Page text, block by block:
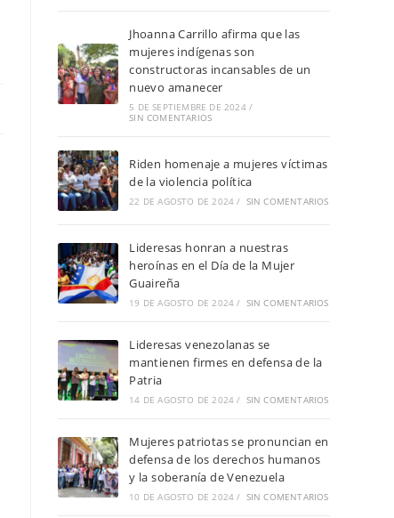
Jhoanna Carrillo afirma que las
mujeres indígenas son
constructoras incansables de un
nuevo amanecer
5 DE SEPTIEMBRE DE 2024 /
SIN COMENTARIOS
Riden homenaje a mujeres víctimas
de la violencia política
22 DE AGOSTO DE 2024 / SIN COMENTARIOS
Lideresas honran a nuestras
heroínas en el Día de la Mujer
Guaireña
19 DE AGOSTO DE 2024 / SIN COMENTARIOS
Lideresas venezolanas se
mantienen firmes en defensa de la
Patria
14 DE AGOSTO DE 2024 / SIN COMENTARIOS
Mujeres patriotas se pronuncian en
defensa de los derechos humanos
y la soberanía de Venezuela
10 DE AGOSTO DE 2024 / SIN COMENTARIOS